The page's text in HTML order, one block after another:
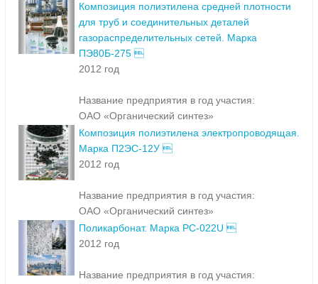
Композиция полиэтилена средней плотности
для труб и соединительных деталей
газораспределительных сетей. Марка
ПЭ80Б-275 
2012 год
Название предприятия в год участия:
ОАО «Органический синтез»
Композиция полиэтилена электропроводящая.
Марка П2ЭС-12У 
2012 год
Название предприятия в год участия:
ОАО «Органический синтез»
Поликарбонат. Марка PC-022U 
2012 год
Название предприятия в год участия: